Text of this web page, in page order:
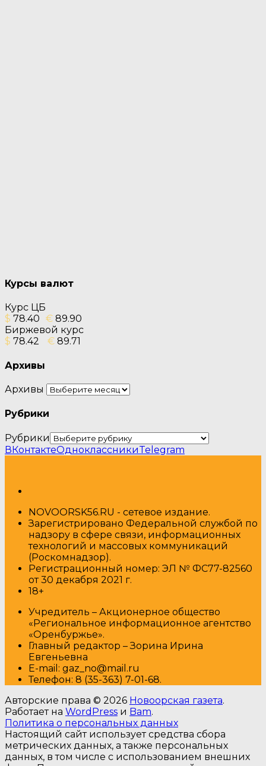
Курсы валют
Курс ЦБ
$ 78.40 € 89.90
Биржевой курс
$ 78.42 € 89.71
Архивы
Архивы
Рубрики
Рубрики
ВКонтактеОдноклассникиTelegram
NOVOORSK56.RU - сетевое издание.
Зарегистрировано Федеральной службой по
надзору в сфере связи, информационных
технологий и массовых коммуникаций
(Роскомнадзор).
Регистрационный номер: ЭЛ № ФС77-82560
от 30 декабря 2021 г.
18+
Учредитель – Акционерное общество
«Региональное информационное агентство
«Оренбуржье».
Главный редактор – Зорина Ирина
Евгеньевна
E-mail: gaz_no@mail.ru
Телефон: 8 (35-363) 7-01-68.
Авторские права © 2026 Новоорская газета.
Работает на WordPress и Bam.
Политика о персональных данных
Настоящий сайт использует средства сбора
метрических данных, а также персональных
данных, в том числе с использованием внешних